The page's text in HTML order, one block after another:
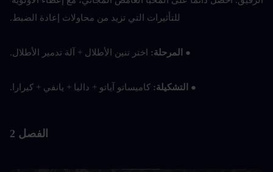
للتأثيرات التي تزيد من محاولات إعادة الضبط.
● المرحلة: اختر تنين الأطلال + آلة تدمير الأطلال.
● التشكيلة: كاميساتو آياتو + داليا + يانفي + كيرارا.
الفصل 2